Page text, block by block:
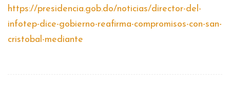
https://presidencia.gob.do/noticias/director-del-
infotep-dice-gobierno-reafirma-compromisos-con-san-
cristobal-mediante